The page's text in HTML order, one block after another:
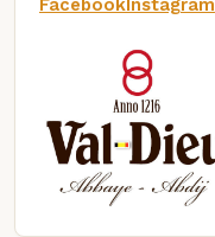
FacebookInstagram